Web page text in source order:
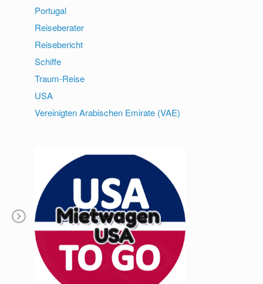
Portugal
Reiseberater
Reisebericht
Schiffe
Traum-Reise
USA
Vereinigten Arabischen Emirate (VAE)